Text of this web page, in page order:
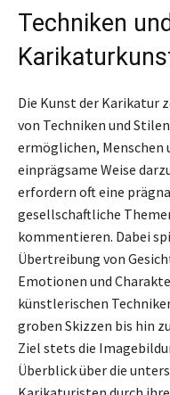
Techniken
Die Kunst der Karikatur
von Techniken und
ermöglichen, Menschen
einprägsame Weise
erfordern oft eine
gesellschaftliche
kommentieren. Dabei
Übertreibung von
Emotionen und
künstlerischen
groben Skizzen bis hin
Ziel stets die
Überblick über die